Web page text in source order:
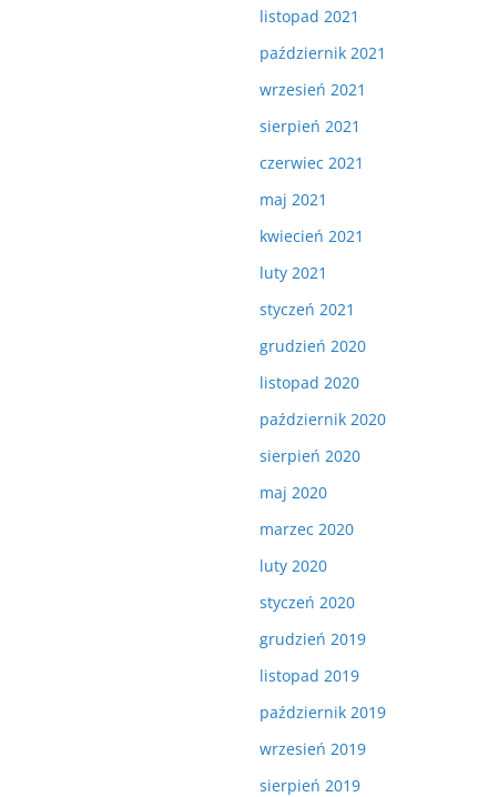
listopad 2021
październik 2021
wrzesień 2021
sierpień 2021
czerwiec 2021
maj 2021
kwiecień 2021
luty 2021
styczeń 2021
grudzień 2020
listopad 2020
październik 2020
sierpień 2020
maj 2020
marzec 2020
luty 2020
styczeń 2020
grudzień 2019
listopad 2019
październik 2019
wrzesień 2019
sierpień 2019